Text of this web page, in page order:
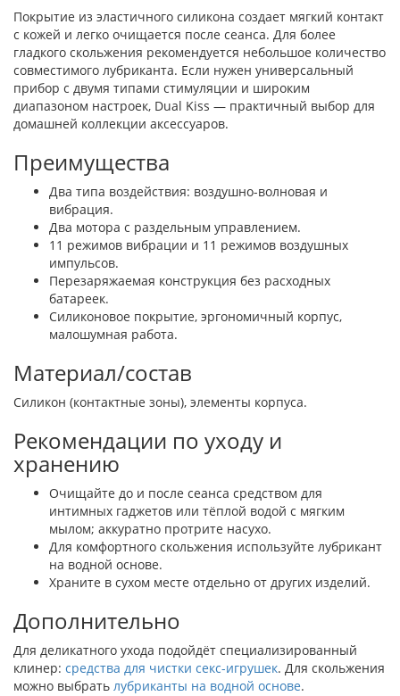
Покрытие из эластичного силикона создает мягкий контакт
с кожей и легко очищается после сеанса. Для более
гладкого скольжения рекомендуется небольшое количество
совместимого лубриканта. Если нужен универсальный
прибор с двумя типами стимуляции и широким
диапазоном настроек, Dual Kiss — практичный выбор для
домашней коллекции аксессуаров.
Преимущества
Два типа воздействия: воздушно-волновая и
вибрация.
Два мотора с раздельным управлением.
11 режимов вибрации и 11 режимов воздушных
импульсов.
Перезаряжаемая конструкция без расходных
батареек.
Силиконовое покрытие, эргономичный корпус,
малошумная работа.
Материал/состав
Силикон (контактные зоны), элементы корпуса.
Рекомендации по уходу и
хранению
Очищайте до и после сеанса средством для
интимных гаджетов или тёплой водой с мягким
мылом; аккуратно протрите насухо.
Для комфортного скольжения используйте лубрикант
на водной основе.
Храните в сухом месте отдельно от других изделий.
Дополнительно
Для деликатного ухода подойдёт специализированный
клинер: средства для чистки секс-игрушек. Для скольжения
можно выбрать лубриканты на водной основе.